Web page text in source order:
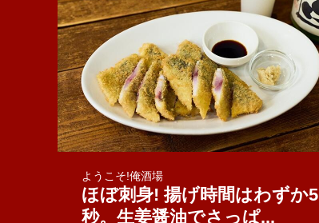
ようこそ!俺酒場
ほぼ刺身! 揚げ時間はわずか5
秒。生姜醤油でさっぱ...